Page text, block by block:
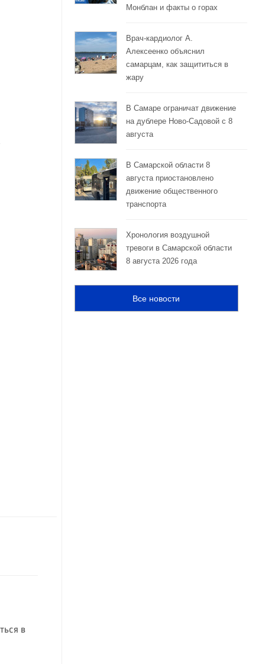
в
Монблан и факты о горах
Врач-кардиолог А.
Алексеенко объяснил
самарцам, как защититься в
жару
В Самаре ограничат движение
на дублере Ново-Садовой с 8
августа
В Самарской области 8
августа приостановлено
движение общественного
транспорта
Хронология воздушной
тревоги в Самарской области
8 августа 2026 года
Все новости